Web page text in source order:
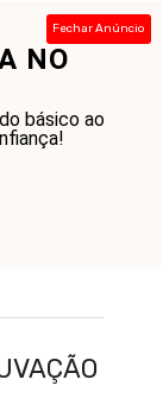
NO
básico ao
Fechar Anúncio